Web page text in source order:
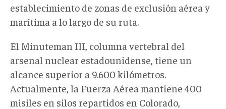
establecimiento de zonas de exclusión aérea y
marítima a lo largo de su ruta.
El Minuteman III, columna vertebral del
arsenal nuclear estadounidense, tiene un
alcance superior a 9.600 kilómetros.
Actualmente, la Fuerza Aérea mantiene 400
misiles en silos repartidos en Colorado,